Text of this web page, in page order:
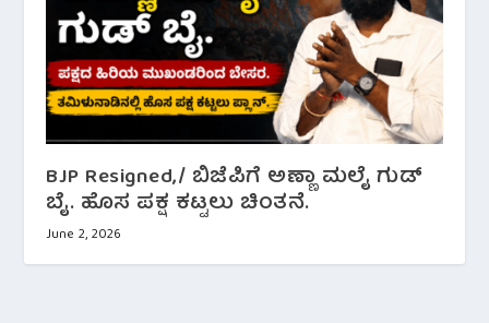
BJP Resigned,/ ಬಿಜೆಪಿಗೆ ಅಣ್ಣಾ ಮಲೈ ಗುಡ್
ಬೈ. ಹೊಸ ಪಕ್ಷ ಕಟ್ಟಲು‌ ಚಿಂತನೆ.
June 2, 2026